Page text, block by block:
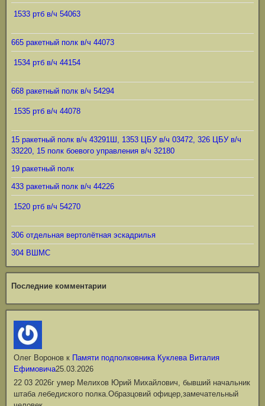
1533 ртб в/ч 54063
665 ракетный полк в/ч 44073
1534 ртб в/ч 44154
668 ракетный полк в/ч 54294
1535 ртб в/ч 44078
15 ракетный полк в/ч 43291Ш, 1353 ЦБУ в/ч 03472, 326 ЦБУ в/ч
33220, 15 полк боевого управления в/ч 32180
19 ракетный полк
433 ракетный полк в/ч 44226
1520 ртб в/ч 54270
306 отдельная вертолётная эскадрилья
304 ВШМС
Последние комментарии
Олег Воронов к Памяти подполковника Куклева Виталия
Ефимовича25.03.2026
22 03 2026г умер Мелихов Юрий Михайлович, бывший начальник
штаба лебедиского полка.Образцовий офицер,замечательный